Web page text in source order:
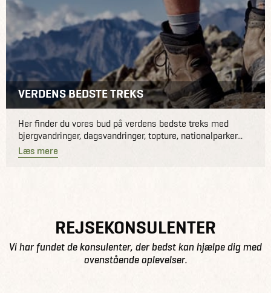
VERDENS BEDSTE TREKS
Her finder du vores bud på verdens bedste treks med
bjergvandringer, dagsvandringer, topture, nationalparker...
Læs mere
REJSEKONSULENTER
Vi har fundet de konsulenter, der bedst kan hjælpe dig med
ovenstående oplevelser.